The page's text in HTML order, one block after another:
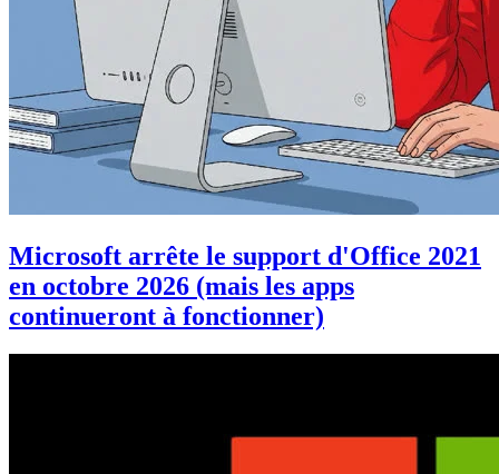
Microsoft arrête le support d'Office 2021
en octobre 2026 (mais les apps
continueront à fonctionner)